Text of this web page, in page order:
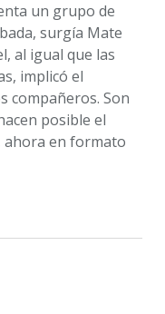
un grupo de
surgía Mate
al igual que las
implicó el
compañeros. Son
posible el
ahora en formato